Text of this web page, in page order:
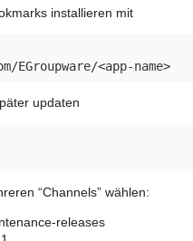
installieren mit
updaten
“Channels” wählen:
releases